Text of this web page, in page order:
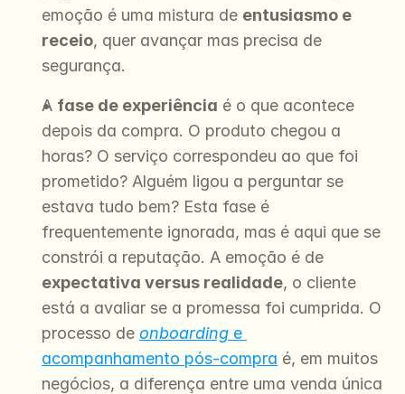
emoção é uma mistura de entusiasmo e
receio, quer avançar mas precisa de
segurança.
A fase de experiência é o que acontece
depois da compra. O produto chegou a
horas? O serviço correspondeu ao que foi
prometido? Alguém ligou a perguntar se
estava tudo bem? Esta fase é
frequentemente ignorada, mas é aqui que se
expectativa versus realidade, o cliente
está a avaliar se a promessa foi cumprida. O
processo de onboarding e
acompanhamento pós-compra é, em muitos
negócios, a diferença entre uma venda única